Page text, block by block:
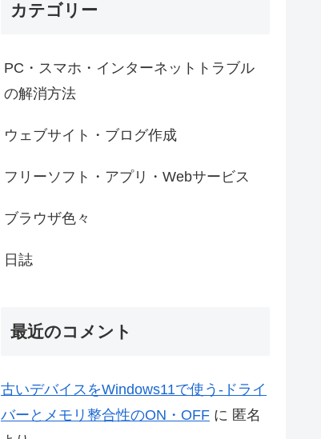
カテゴリー
PC・スマホ・インターネットトラブル
の解消方法
ウェブサイト・ブログ作成
フリーソフト・アプリ・Webサービス
ブラウザ色々
日誌
最近のコメント
古いデバイスをWindows11で使う-ドライ
バーとメモリ整合性のON・OFF に 匿名